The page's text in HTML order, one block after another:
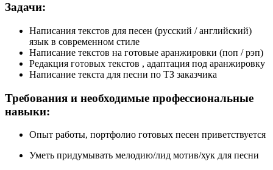
Задачи:
Написания текстов для песен (русский / английский)
язык в современном стиле
Написание текстов на готовые аранжировки (поп / рэп)
Редакция готовых текстов , адаптация под аранжировку
Написание текста для песни по ТЗ заказчика
Требования и необходимые профессиональные
навыки:
Опыт работы, портфолио готовых песен приветствуется
Уметь придумывать мелодию/лид мотив/хук для песни